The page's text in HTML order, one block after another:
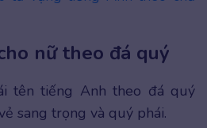
nữ theo đá quý
tên tiếng Anh theo đá quý
sang trọng và quý phái.